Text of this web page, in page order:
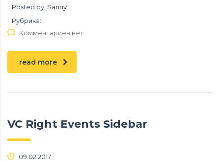
Posted by: Sanny
Рубрика:
Комментариев нет
read more
VC Right Events Sidebar
09.02.2017